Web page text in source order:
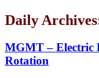
Daily
MGMT – Electric
Rotation